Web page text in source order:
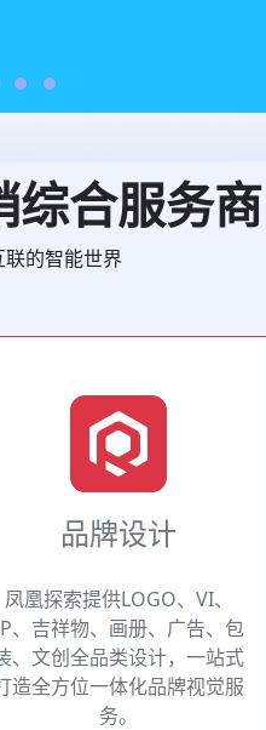
综合服务商
的智能世界
品牌设计
凤凰探索提供LOGO、VI、
、吉祥物、画册、广告、包
、文创全品类设计，一站式
造全方位一体化品牌视觉服
务。